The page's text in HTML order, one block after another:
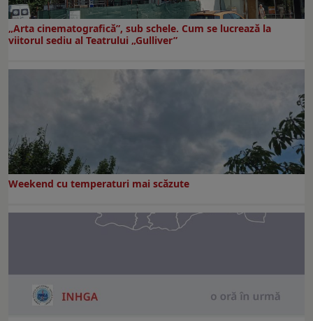
„Arta cinematografică”, sub schele. Cum se lucrează la
viitorul sediu al Teatrului „Gulliver”
Weekend cu temperaturi mai scăzute